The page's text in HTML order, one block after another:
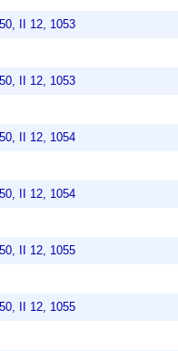
II 12, 1053
II 12, 1053
II 12, 1054
II 12, 1054
II 12, 1055
II 12, 1055